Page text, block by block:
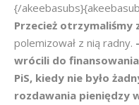
{/
Przecież otrzymaliśmy
polemizował z nią radny.
wrócili do
PiS, kiedy nie było
rozdawania pieniędzy